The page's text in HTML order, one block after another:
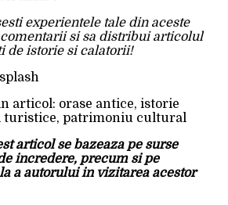
experientele tale din aceste
si sa distribui articolul
de istorie si calatorii!
articol: orase antice, istorie
turistice, patrimoniu cultural
articol se bazeaza pe surse
incredere, precum si pe
a autorului in vizitarea acestor